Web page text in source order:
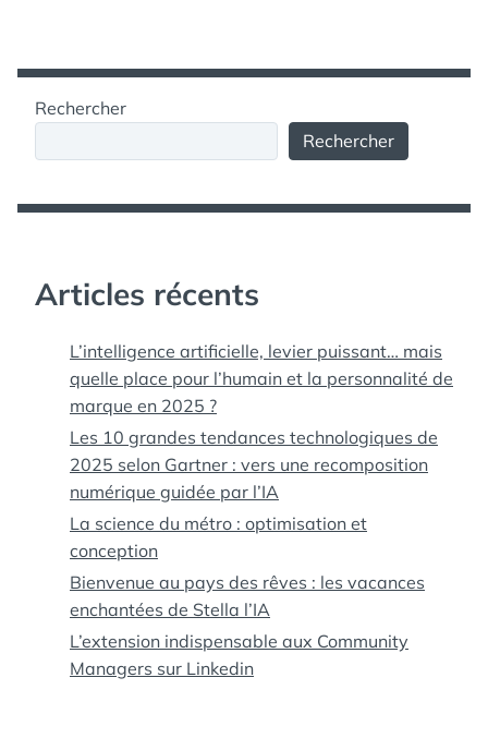
Rechercher
Rechercher
Articles récents
L’intelligence artificielle, levier puissant… mais
quelle place pour l’humain et la personnalité de
marque en 2025 ?
Les 10 grandes tendances technologiques de
2025 selon Gartner : vers une recomposition
numérique guidée par l’IA
La science du métro : optimisation et
conception
Bienvenue au pays des rêves : les vacances
enchantées de Stella l’IA
L’extension indispensable aux Community
Managers sur Linkedin